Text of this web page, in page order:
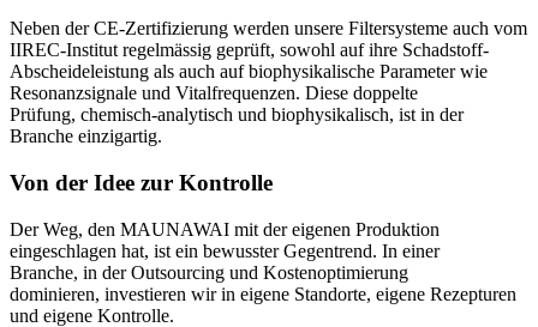
Neben der CE-Zertifizierung werden unsere Filtersysteme auch vom
IIREC-Institut regelmässig geprüft, sowohl auf ihre Schadstoff-
Abscheideleistung als auch auf biophysikalische Parameter wie
Resonanzsignale und Vitalfrequenzen. Diese doppelte
Prüfung, chemisch-analytisch und biophysikalisch, ist in der
Branche einzigartig.
Von der Idee zur Kontrolle
Der Weg, den MAUNAWAI mit der eigenen Produktion
eingeschlagen hat, ist ein bewusster Gegentrend. In einer
Branche, in der Outsourcing und Kostenoptimierung
dominieren, investieren wir in eigene Standorte, eigene Rezepturen
und eigene Kontrolle.